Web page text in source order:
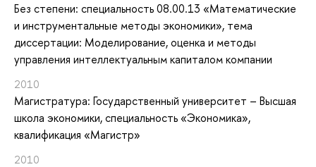
Без степени: специальность 08.00.13 «Математические
и инструментальные методы экономики», тема
диссертации: Моделирование, оценка и методы
управления интеллектуальным капиталом компании
2010
Магистратура: Государственный университет – Высшая
школа экономики, специальность «Экономика»,
квалификация «Магистр»
2010